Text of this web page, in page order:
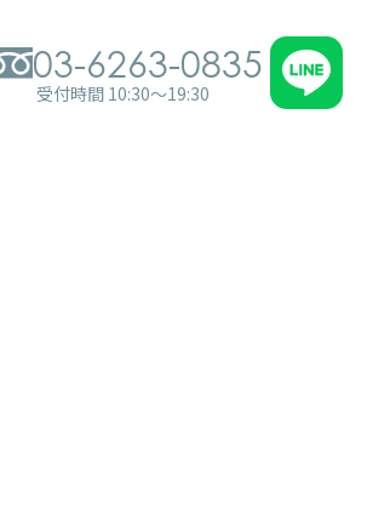
03-6263-0835
受付時間 10:30～19:30